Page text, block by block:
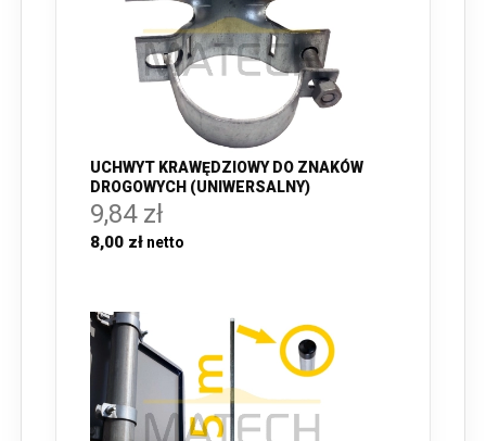
UCHWYT KRAWĘDZIOWY DO ZNAKÓW
DROGOWYCH (UNIWERSALNY)
9,84 zł
8,00 zł